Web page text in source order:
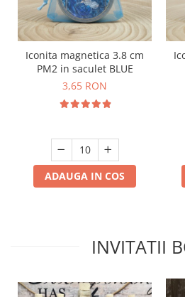
Iconita magnetica 3.8 cm
PM2 in saculet BLUE
3,65 RON
ADAUGA IN COS
INVITATII